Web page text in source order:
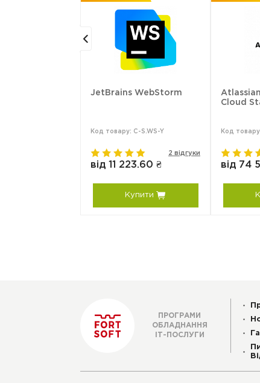
JetBrains WebStorm
Код товару: C-S.WS-Y
2 відгуки
від 11 223.60 ₴
Купити
Cloud
Код
від 74
ПРОГРАМИ
ОБЛАДНАННЯ
ІТ-ПОСЛУГИ